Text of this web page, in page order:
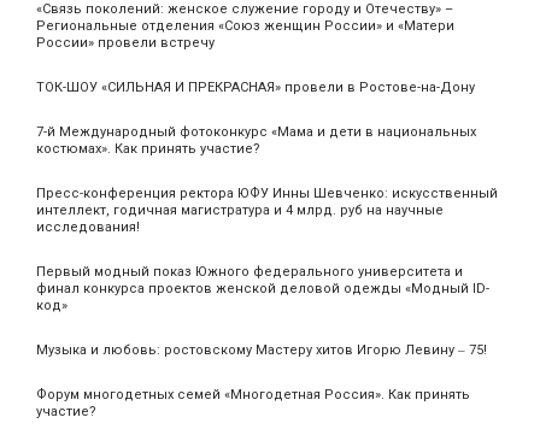
«Связь поколений: женское служение городу и Отечеству» –
Региональные отделения «Союз женщин России» и «Матери
России» провели встречу
ТОК-ШОУ «СИЛЬНАЯ И ПРЕКРАСНАЯ» провели в Ростове-на-Дону
7-й Международный фотоконкурс «Мама и дети в национальных
костюмах». Как принять участие?
Пресс-конференция ректора ЮФУ Инны Шевченко: искусственный
интеллект, годичная магистратура и 4 млрд. руб на научные
исследования!
Первый модный показ Южного федерального университета и
финал конкурса проектов женской деловой одежды «Модный ID-
код»
Музыка и любовь: ростовскому Мастеру хитов Игорю Левину ‒ 75!
Форум многодетных семей «Многодетная Россия». Как принять
участие?